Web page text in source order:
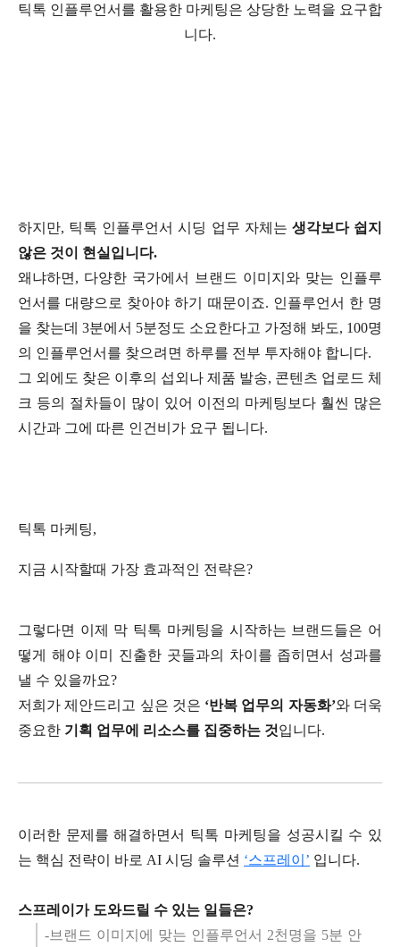
틱톡 인플루언서를 활용한 마케팅은 상당한 노력을 요구합
니다.
하지만, 틱톡 인플루언서 시딩 업무 자체는 생각보다 쉽지
않은 것이 현실입니다.
왜냐하면, 다양한 국가에서 브랜드 이미지와 맞는 인플루
언서를 대량으로 찾아야 하기 때문이죠. 인플루언서 한 명
을 찾는데 3분에서 5분정도 소요한다고 가정해 봐도, 100명
의 인플루언서를 찾으려면 하루를 전부 투자해야 합니다.
그 외에도 찾은 이후의 섭외나 제품 발송, 콘텐츠 업로드 체
크 등의 절차들이 많이 있어 이전의 마케팅보다 훨씬 많은
시간과 그에 따른 인건비가 요구 됩니다.
틱톡 마케팅,
지금 시작할때 가장 효과적인 전략은?
그렇다면 이제 막 틱톡 마케팅을 시작하는 브랜드들은 어
떻게 해야 이미 진출한 곳들과의 차이를 좁히면서 성과를
낼 수 있을까요?
저희가 제안드리고 싶은 것은 ‘반복 업무의 자동화’와 더욱
중요한 기획 업무에 리소스를 집중하는 것입니다.
이러한 문제를 해결하면서 틱톡 마케팅을 성공시킬 수 있
는 핵심 전략이 바로 AI 시딩 솔루션 ‘스프레이’ 입니다.
스프레이가 도와드릴 수 있는 일들은?
-브랜드 이미지에 맞는 인플루언서 2천명을 5분 안